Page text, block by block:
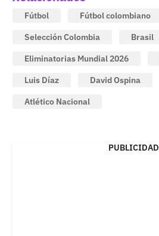
Fútbol
Fútbol colombiano
Selección Colombia
Brasil
Eliminatorias Mundial 2026
Luis Díaz
David Ospina
Atlético Nacional
PUBLICIDAD